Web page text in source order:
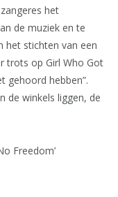
het
de muziek en te
het stichten van een
trots op Girl Who Got
gehoord hebben”.
de winkels liggen, de
Freedom’